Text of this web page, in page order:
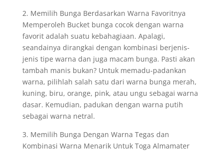
2. Memilih Bunga Berdasarkan Warna Favoritnya
Memperoleh Bucket bunga cocok dengan warna
favorit adalah suatu kebahagiaan. Apalagi,
seandainya dirangkai dengan kombinasi berjenis-
jenis tipe warna dan juga macam bunga. Pasti akan
tambah manis bukan? Untuk memadu-padankan
warna, pilihlah salah satu dari warna bunga merah,
kuning, biru, orange, pink, atau ungu sebagai warna
dasar. Kemudian, padukan dengan warna putih
sebagai warna netral.
3. Memilih Bunga Dengan Warna Tegas dan
Kombinasi Warna Menarik Untuk Toga Almamater